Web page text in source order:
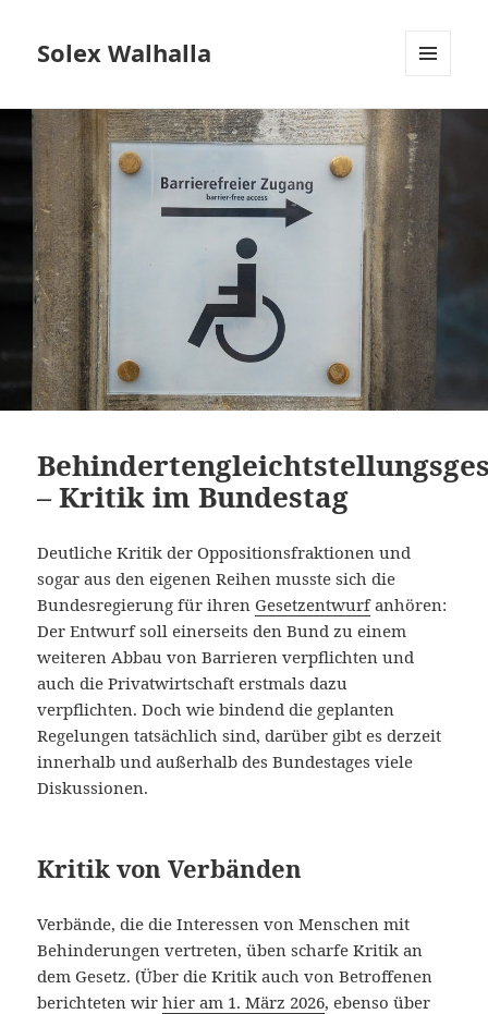
Solex Walhalla
WIDGETS
– Kritik im Bundestag
Deutliche Kritik der Oppositionsfraktionen und
sogar aus den eigenen Reihen musste sich die
Bundesregierung für ihren Gesetzentwurfanhören:
Der Entwurf soll einerseits den Bund zu einem
weiteren Abbau von Barrieren verpflichten und
auch die Privatwirtschaft erstmals dazu
verpflichten. Doch wie bindend die geplanten
Regelungen tatsächlich sind, darüber gibt es derzeit
innerhalb und außerhalb des Bundestages viele
Diskussionen.
Kritik von Verbänden
Verbände, die die Interessen von Menschen mit
Behinderungen vertreten, üben scharfe Kritik an
dem Gesetz. (Über die Kritik auch von Betroffenen
berichteten wirhier am 1. März 2026, ebenso über